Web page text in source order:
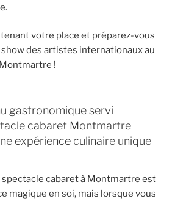
votre place et préparez-vous
des artistes internationaux au
!
gastronomique servi
cabaret Montmartre
expérience culinaire unique
cabaret à Montmartre est
magique en soi, mais lorsque vous